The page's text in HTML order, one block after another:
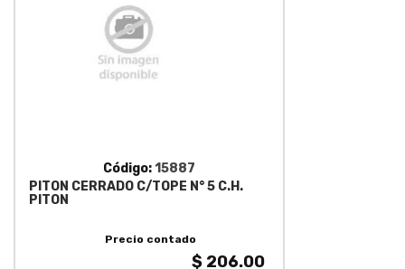
Código:15887
PITON CERRADO C/TOPE N° 5 C.H.
PITON
Precio contado
$ 206.00